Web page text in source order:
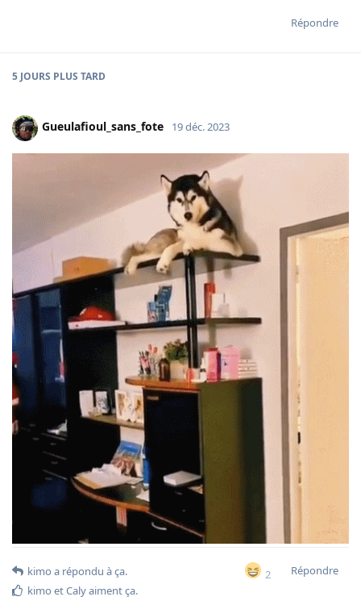
Répondre
5 JOURS PLUS TARD
Gueulafioul_sans_fote 19 déc. 2023
2 Répondre
kimo a répondu à ça.
kimo etCalyaiment ça.